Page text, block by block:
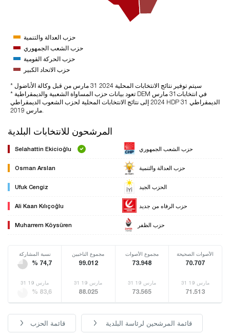
حزب العدالة والتنمية
حزب الشعب الجمهوري
حزب الحركة القومية
حزب الاتحاد الكبير
* سيتم توفير نتائج الانتخابات المحلية 2024 31 مارس من قبل وكالة الأناضول
* تعود بيانات حزب المساواة الشعبية والديمقراطية DEM في انتخابات31 مارس
2024 إلى نتائج الانتخابات المحلية لحزب الشعوب الديمقراطي HDP الديمقراطي 31
مارس 2019.
المرشحون للانتخابات البلدية
Selahattin Ekicioğlu حزب الشعب الجمهوري
Osman Arslan حزب العدالة والتنمية
Ufuk Cengiz الحزب الجيد
Ali Kaan Kılıçoğlu حزب الرفاه من جديد
Muharrem Köysüren حزب الظفر
نسبة المشاركة
% 74,7
مجموع الناخبين
99.012
مجموع الأصوات
73.948
الأصوات الصحيحة
70.707
31 مارس 19
% 83,6
31 مارس 19
88.025
31 مارس 19
73.565
31 مارس 19
71.513
قائمة الحزب قائمة المرشحين لرئاسة البلدية